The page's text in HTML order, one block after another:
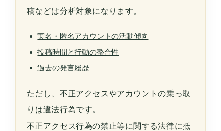
稿などは分析対象になります。
実名・匿名アカウントの活動傾向
投稿時間と行動の整合性
過去の発言履歴
ただし、不正アクセスやアカウントの乗っ取
りは違法行為です。
不正アクセス行為の禁止等に関する法律に抵